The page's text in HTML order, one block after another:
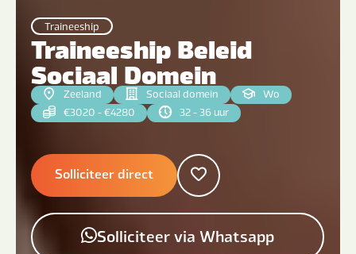
Traineeship
Traineeship Beleid
Sociaal Domein
Zeeland Sociaal domein
Wo
€3020 - €4280
32 - 36 uur
Solliciteer direct
Solliciteer via Whatsapp